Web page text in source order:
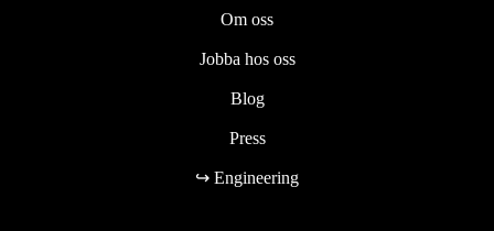
Om oss
Jobba hos oss
Blog
Press
↪ Engineering